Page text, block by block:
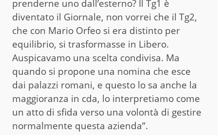
prenderne uno dall’esterno? Il Tg1 è
diventato il Giornale, non vorrei che il Tg2,
che con Mario Orfeo si era distinto per
equilibrio, si trasformasse in Libero.
Auspicavamo una scelta condivisa. Ma
quando si propone una nomina che esce
dai palazzi romani, e questo lo sa anche la
maggioranza in cda, lo interpretiamo come
un atto di sfida verso una volontà di gestire
normalmente questa azienda”.